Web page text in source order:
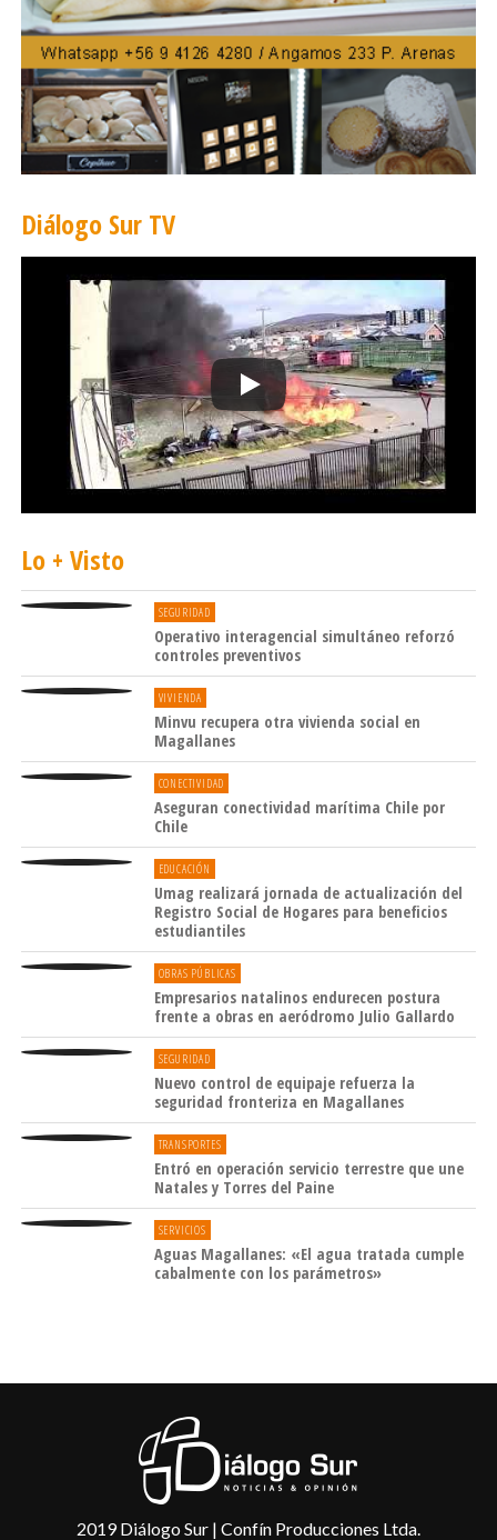
Diálogo Sur TV
Lo + Visto
SEGURIDAD
Operativo interagencial simultáneo reforzó
controles preventivos
VIVIENDA
Minvu recupera otra vivienda social en
Magallanes
CONECTIVIDAD
Aseguran conectividad marítima Chile por
Chile
EDUCACIÓN
Umag realizará jornada de actualización del
Registro Social de Hogares para beneficios
estudiantiles
OBRAS PÚBLICAS
Empresarios natalinos endurecen postura
frente a obras en aeródromo Julio Gallardo
SEGURIDAD
Nuevo control de equipaje refuerza la
seguridad fronteriza en Magallanes
TRANSPORTES
Entró en operación servicio terrestre que une
Natales y Torres del Paine
SERVICIOS
Aguas Magallanes: «El agua tratada cumple
cabalmente con los parámetros»
2019 Diálogo Sur | Confín Producciones Ltda.